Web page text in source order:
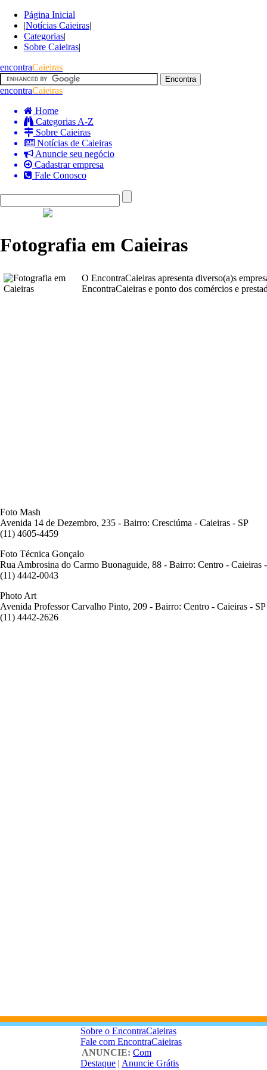
Página Inicial
|Notícias Caieiras|
Categorias|
Sobre Caieiras|
encontraCaieiras
encontraCaieiras
Home
Categorias A-Z
Sobre Caieiras
Notícias de Caieiras
Anuncie seu negócio
Cadastrar empresa
Fale Conosco
Fotografia em Caieiras
O EncontraCaieiras apresenta diverso(a)s
EncontraCaieiras e ponto dos comércios e
Foto Mash
Avenida 14 de Dezembro, 235 - Bairro: Cresciúma - Caieiras - SP
(11) 4605-4459
Foto Técnica Gonçalo
Rua Ambrosina do Carmo Buonaguide, 88 - Bairro: Centro - Caieiras
(11) 4442-0043
Photo Art
Avenida Professor Carvalho Pinto, 209 - Bairro: Centro - Caieiras - SP
(11) 4442-2626
Sobre o EncontraCaieiras
Fale com EncontraCaieiras
ANUNCIE: Com
Destaque | Anuncie Grátis